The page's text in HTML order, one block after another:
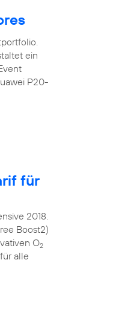
ein
P20-
für
2018.
Boost2)
O2
alle